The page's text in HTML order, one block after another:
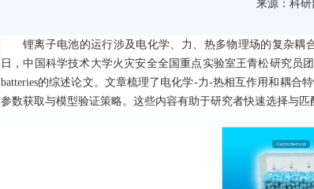
来源：科研
锂离子电池的运行涉及电化学、力、热多物理场的复杂
日，中国科学技术大学火灾安全全国重点实验室王青松研究员
batteries的综述论文。文章梳理了电化学-力-热相互作用和耦合
参数获取与模型验证策略。这些内容有助于研究者快速选择与